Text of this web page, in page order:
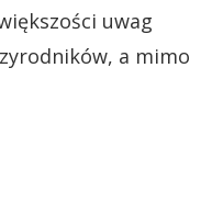
uwag
a mimo